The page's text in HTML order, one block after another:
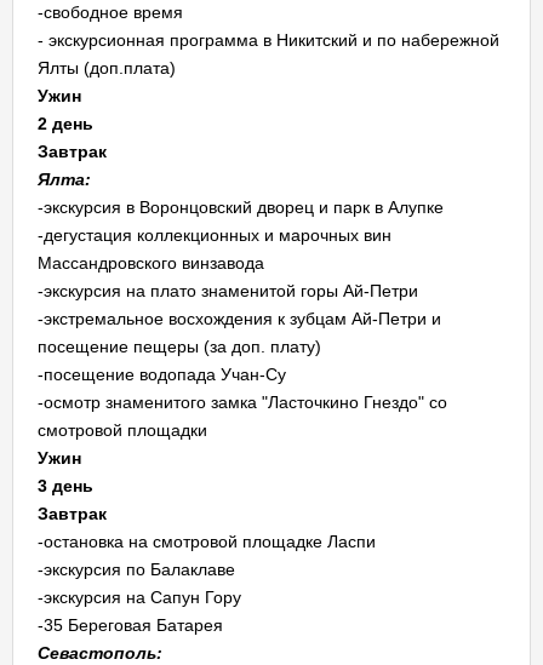
-свободное время
- экскурсионная программа в Никитский и по набережной
Ялты (доп.плата)
Ужин
2 день
Завтрак
Ялта:
-экскурсия в Воронцовский дворец и парк в Алупке
-дегустация коллекционных и марочных вин
Массандровского винзавода
-экскурсия на плато знаменитой горы Ай-Петри
-экстремальное восхождения к зубцам Ай-Петри и
посещение пещеры (за доп. плату)
-посещение водопада Учан-Су
-осмотр знаменитого замка "Ласточкино Гнездо" со
смотровой площадки
Ужин
3 день
Завтрак
-остановка на смотровой площадке Ласпи
-экскурсия по Балаклаве
-экскурсия на Сапун Гору
-35 Береговая Батарея
Севастополь: